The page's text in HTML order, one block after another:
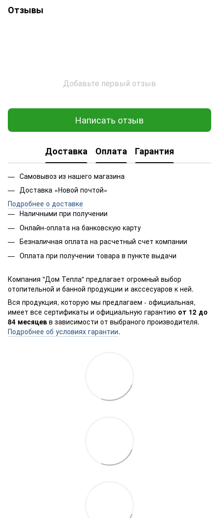
Отзывы
Добавьте первый отзыв
Написать отзыв
Доставка Оплата Гарантия
Самовывоз из нашего магазина
Доставка «Новой почтой»
Подробнее о доставке
Наличными при получении
Онлайн-оплата на банковскую карту
Безналичная оплата на расчетный счет компании
Оплата при получении товара в пункте выдачи
Компания "Дом Тепла" предлагает огромный выбор
отопительной и банной продукции и акссесуаров к ней.
Вся продукция, которую мы предлагаем - официальная,
имеет все сертификаты и официальную гарантию от 12 до
84 месяцев в зависимости от выбраного производителя.
Подробнее об условиях гарантии.